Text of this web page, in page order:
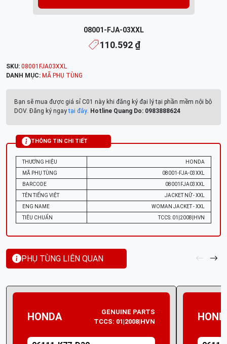
08001-FJA-03XXL
110.592 ₫
SKU: 08001FJA03XXL
DANH MỤC: MÃ PHỤ TÙNG
Bạn sẽ mua được giá sỉ C01 này khi đăng ký đại lý tại phần mềm nội bộ
DOV. Đăng ký ngaytại đây. Hotline Quang Do: 0983888624
THÔNG TIN CHI TIẾT
THƯƠNG HIỆU
HONDA
MÃ PHỤ TÙNG
08001-FJA-03XXL
BARCODE
08001FJA03XXL
TÊN TIẾNG VIỆT
JACKET NỮ - XXL
ENG NAME
WOMAN JACKET - XXL
TIÊU CHUẨN
TCCS: 01|2008|HVN
PHỤ TÙNG LIÊN QUAN
HONDA
GENUINE PARTS
TCCS: 01|2008|HVN